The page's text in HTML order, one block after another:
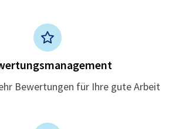
Bewertungen für Ihre gute Arbeit